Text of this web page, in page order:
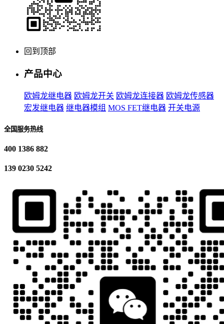
回到顶部
产品中心
欧姆龙继电器 欧姆龙开关 欧姆龙连接器 欧姆龙传感器
宏发继电器 继电器模组 MOS FET继电器 开关电源
全国服务热线
400 1386 882
139 0230 5242